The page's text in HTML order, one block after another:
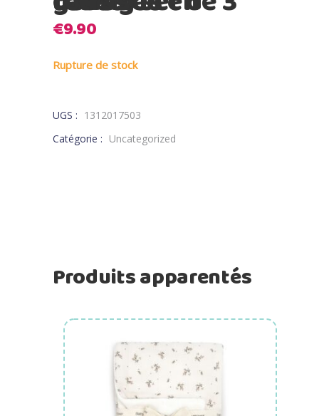
€9.90
Rupture de stock
UGS : 1312017503
Catégorie : Uncategorized
Produits apparentés